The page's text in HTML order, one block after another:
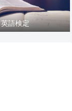
英語検定